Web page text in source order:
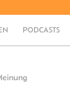
PODCASTS